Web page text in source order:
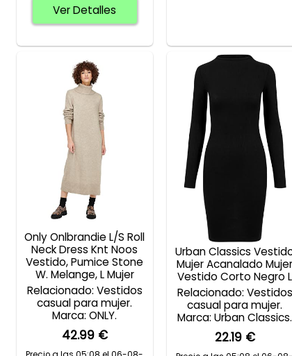
Ver Detalles
Only Onlbrandie L/S Roll
Neck Dress Knt Noos
Vestido, Pumice Stone
W. Melange, L Mujer
Relacionado: Vestidos
casual para mujer.
Marca: ONLY.
42.99 €
Urban Classics
Mujer Acanalado Mujer
Vestido Corto Negro L
Relacionado: Vestidos
casual para mujer.
Marca: Urban Classics.
22.19 €